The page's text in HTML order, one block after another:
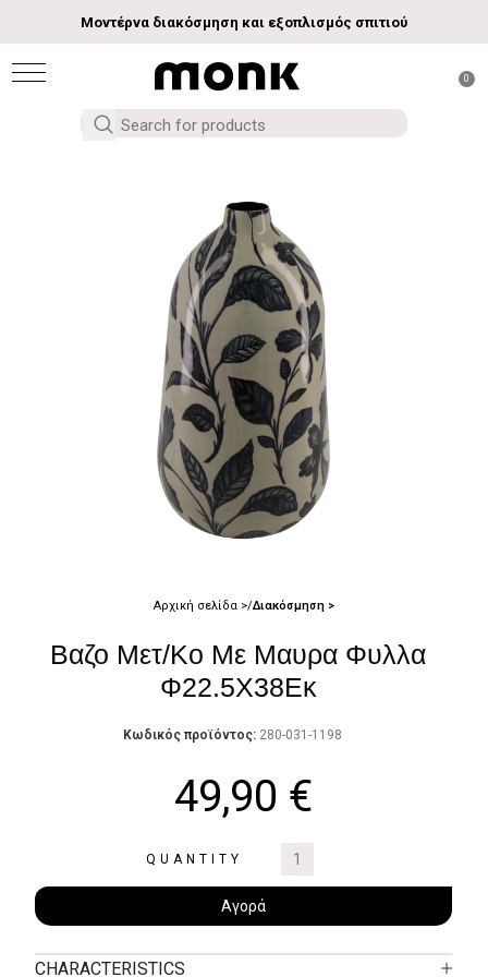
Μοντέρνα διακόσμηση και εξοπλισμός σπιτιού
0
Αρχική σελίδα Διακόσμηση
Βαζο Μετ/Κο Με Μαυρα Φυλλα
Φ22.5Χ38Εκ
Κωδικός προϊόντος: 280-031-1198
49,90 €
QUANTITY
Αγορά
CHARACTERISTICS